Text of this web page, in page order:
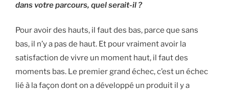
dans votre parcours, quel serait-il ?
Pour avoir des hauts, il faut des bas, parce que sans
bas, il n’y a pas de haut. Et pour vraiment avoir la
satisfaction de vivre un moment haut, il faut des
moments bas. Le premier grand échec, c’est un échec
lié à la façon dont on a développé un produit il y a